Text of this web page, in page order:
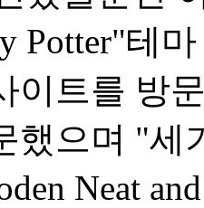
Potter"테
이트를 방
했으며 "세
Neat